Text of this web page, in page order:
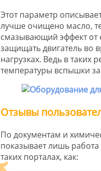
Этот параметр
лучше очищено масло,
смазывающий эффект от
защищать двигатель во
нагрузках. Ведь в таких
температуры вспышки
Отзывы
По документам и
показывает лишь
таких порталах, как: